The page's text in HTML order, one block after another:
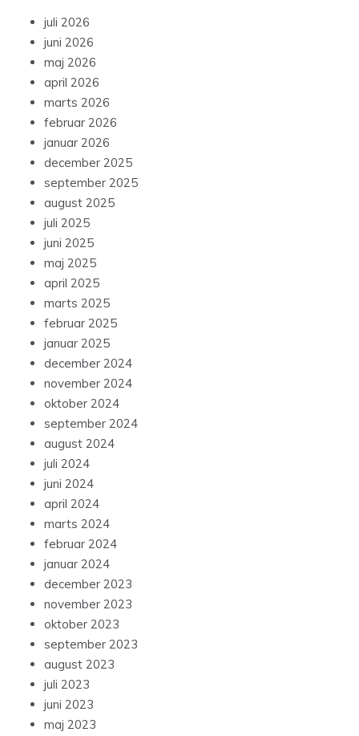
juli 2026
juni 2026
maj 2026
april 2026
marts 2026
februar 2026
januar 2026
december 2025
september 2025
august 2025
juli 2025
juni 2025
maj 2025
april 2025
marts 2025
februar 2025
januar 2025
december 2024
november 2024
oktober 2024
september 2024
august 2024
juli 2024
juni 2024
april 2024
marts 2024
februar 2024
januar 2024
december 2023
november 2023
oktober 2023
september 2023
august 2023
juli 2023
juni 2023
maj 2023